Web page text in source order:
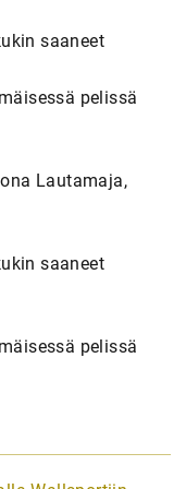
saaneet
pelissä
Lautamaja,
saaneet
pelissä